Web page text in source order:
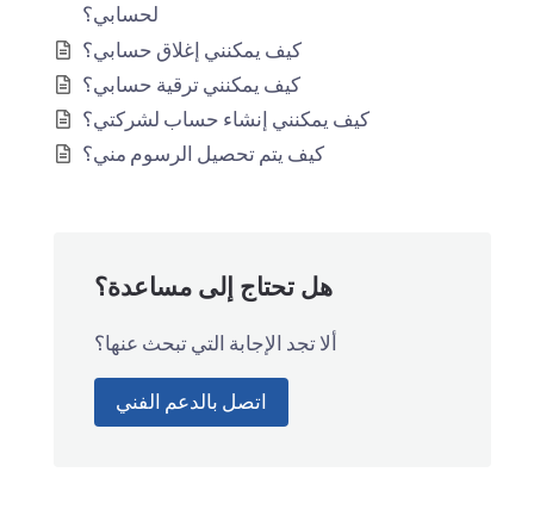
لحسابي؟
كيف يمكنني إغلاق حسابي؟
كيف يمكنني ترقية حسابي؟
كيف يمكنني إنشاء حساب لشركتي؟
كيف يتم تحصيل الرسوم مني؟
هل تحتاج إلى مساعدة؟
ألا تجد الإجابة التي تبحث عنها؟
اتصل بالدعم الفني